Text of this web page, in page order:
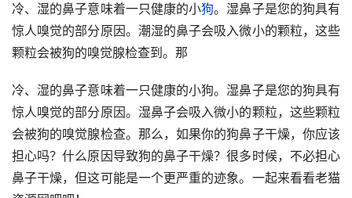
冷、湿的鼻子意味着一只健康的小狗。湿鼻子是您的狗具有
惊人嗅觉的部分原因。潮湿的鼻子会吸入微小的颗粒，这些
颗粒会被狗的嗅觉腺检查到。那
冷、湿的鼻子意味着一只健康的小狗。湿鼻子是您的狗具有
惊人嗅觉的部分原因。湿鼻子会吸入微小的颗粒，这些颗粒
会被狗的嗅觉腺检查。那么，如果你的狗鼻子干燥，你应该
担心吗？什么原因导致狗的鼻子干燥？很多时候，不必担心
鼻子干燥，但这可能是一个更严重的迹象。一起来看看老猫